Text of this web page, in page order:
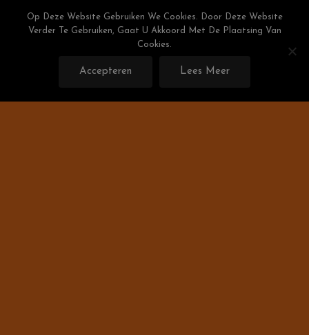
Weight Watchers Puntenlijst
Gratis De Weight Watchers Punten Berekenen!
Op Deze Website Gebruiken We Cookies. Door Deze Website
Verder Te Gebruiken, Gaat U Akkoord Met De Plaatsing Van
Cookies.
Accepteren Lees Meer